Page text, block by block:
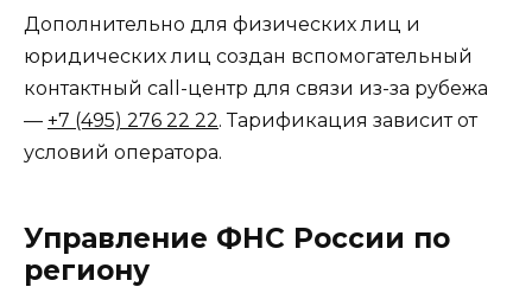
Дополнительно для физических лиц и
юридических лиц создан вспомогательный
контактный call-центр для связи из-за рубежа
— +7 (495) 276 22 22. Тарификация зависит от
условий оператора.
Управление ФНС России по
региону